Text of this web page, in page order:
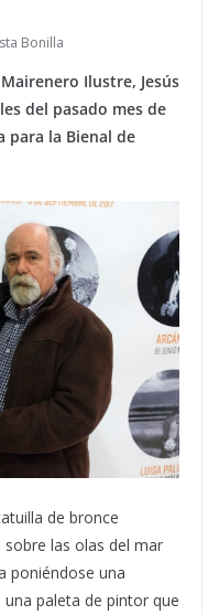
Bonilla
Ilustre, Jesús
del pasado mes de
para la Bienal de
de bronce
las olas del mar
poniéndose una
paleta de pintor que